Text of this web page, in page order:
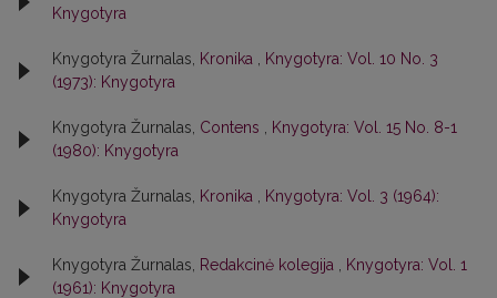
Knygotyra
Knygotyra Žurnalas, Kronika
Knygotyra: Vol. 10 No. 3
(1973): Knygotyra
Knygotyra Žurnalas, Contens
Knygotyra: Vol. 15 No. 8-1
(1980): Knygotyra
Knygotyra Žurnalas, Kronika
Knygotyra: Vol. 3 (1964):
Knygotyra
Knygotyra Žurnalas, Redakcinė kolegija
Knygotyra: Vol. 1
(1961): Knygotyra